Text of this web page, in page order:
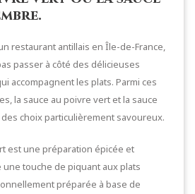
restaurant antillais en Île-de-France,
passer à côté des délicieuses
accompagnent les plats. Parmi ces
la sauce au poivre vert et la sauce
choix particulièrement savoureux.
est une préparation épicée et
touche de piquant aux plats
préparée à base de